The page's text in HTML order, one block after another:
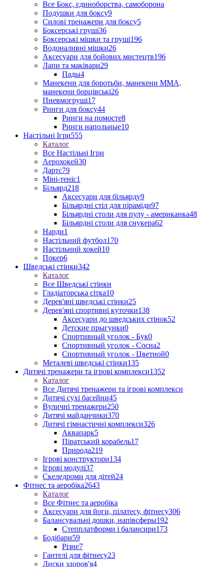
Все Бокс, єдиноборства, самоборона
Подушки для боксу9
Силові тренажери для боксу5
Боксерські груші36
Боксерські мішки та груші196
Водоналивні мішки26
Аксесуари для бойових мистецтв196
Лапи та маківари29
Пады4
Манекени для боротьби, манекени ММА,
манекени борцівські26
Пневмогруші17
Ринги для боксу44
Ринги на помосте8
Ринги напольные10
Настільні Ігри555
Каталог
Все Настільні Ігри
Аерохокей30
Дартс79
Міні-теніс1
Більярд218
Аксесуари для більярду9
Більярдні стіл для піраміди97
Більярдні столи для пулу - американка48
Більярдні столи для снукера62
Нарди1
Настільний футбол170
Настільний хокей10
Покер6
Шведські стінки342
Каталог
Все Шведські стінки
Гладіаторська сітка10
Дерев'яні шведські стінки25
Дерев'яні спортивні куточки138
Аксесуари до шведських стінок52
Детские прыгунки0
Спортивный уголок - Бук0
Спортивный уголок - Сосна2
Спортивный уголок - Цветной0
Металеві шведські стінки135
Дитячі тренажери та ігрові комплекси1352
Каталог
Все Дитячі тренажери та ігрові комплекси
Дитячі сухі басейни45
Вуличні тренажери250
Дитячі майданчики370
Дитячі гімнастичні комплекси326
Аквапарк5
Піратський корабель17
Природа219
Ігрові конструктори134
Ігрові модулі37
Скеледроми для дітей24
Фітнес та аеробіка2643
Каталог
Все Фітнес та аеробіка
Аксесуари для йоги, пілатесу, фітнесу306
Балансувальні дошки, напівсферы192
Степплатформи і балансири173
Бодібари59
Різне7
Гантелі для фітнесу23
Диски здоров'я4